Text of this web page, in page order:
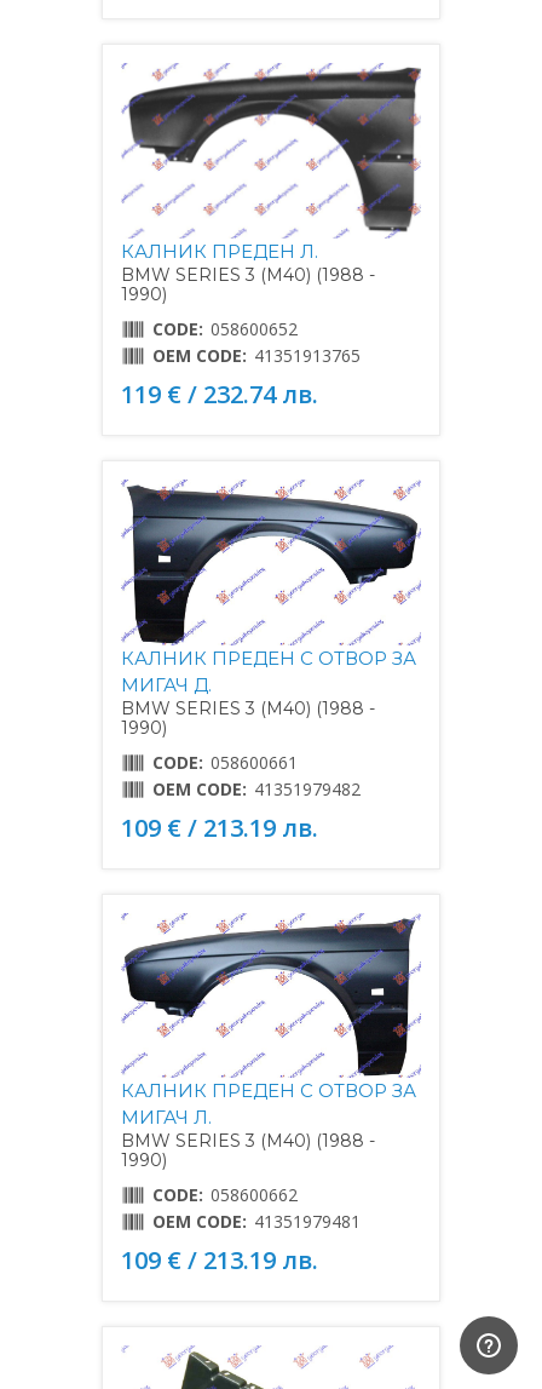
КАЛНИК ПРЕДЕН Л.
BMW SERIES 3 (M40) (1988 -
1990)
CODE: 058600652
OEM CODE: 41351913765
119 € / 232.74 лв.
КАЛНИК ПРЕДЕН С ОТВОР ЗА
МИГАЧ Д.
BMW SERIES 3 (M40) (1988 -
1990)
CODE: 058600661
OEM CODE: 41351979482
109 € / 213.19 лв.
КАЛНИК ПРЕДЕН С ОТВОР ЗА
МИГАЧ Л.
BMW SERIES 3 (M40) (1988 -
1990)
CODE: 058600662
OEM CODE: 41351979481
109 € / 213.19 лв.